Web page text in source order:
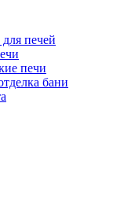
печей
печи
бани